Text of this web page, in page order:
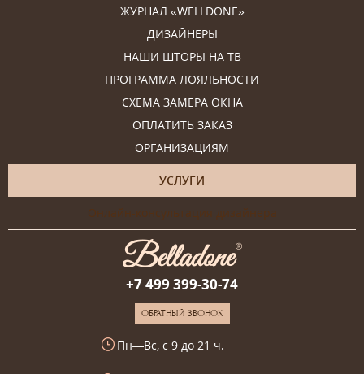
ЖУРНАЛ «WELLDONE»
ДИЗАЙНЕРЫ
НАШИ ШТОРЫ НА ТВ
ПРОГРАММА ЛОЯЛЬНОСТИ
СХЕМА ЗАМЕРА ОКНА
ОПЛАТИТЬ ЗАКАЗ
ОРГАНИЗАЦИЯМ
УСЛУГИ
Онлайн-консультация дизайнера
+7 499 399-30-74
ОБРАТНЫЙ ЗВОНОК
Пн—Вс, с 9 до 21 ч.